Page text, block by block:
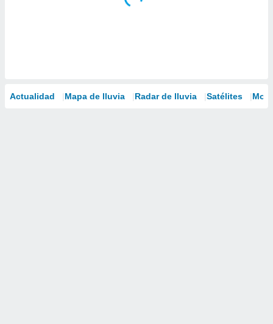
Actualidad Mapa de lluvia Radar de lluvia Satélites